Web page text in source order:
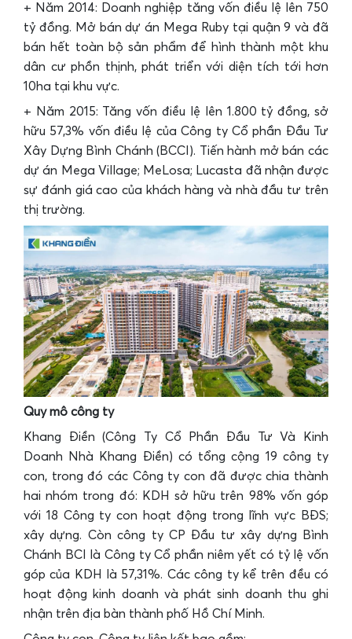
+ Năm 2014: Doanh nghiệp tăng vốn điều lệ lên 750
tỷ đồng. Mở bán dự án Mega Ruby tại quận 9 và đã
bán hết toàn bộ sản phẩm để hình thành một khu
dân cư phồn thịnh, phát triển với diện tích tới hơn
10ha tại khu vực.
+ Năm 2015: Tăng vốn điều lệ lên 1.800 tỷ đồng, sở
hữu 57,3% vốn điều lệ của Công ty Cổ phần Đầu Tư
Xây Dựng Bình Chánh (BCCI). Tiến hành mở bán các
dự án Mega Village; MeLosa; Lucasta đã nhận được
sự đánh giá cao của khách hàng và nhà đầu tư trên
thị trường.
Quy mô công ty
Khang Điền (Công Ty Cổ Phần Đầu Tư Và Kinh
Doanh Nhà Khang Điền) có tổng cộng 19 công ty
con, trong đó các Công ty con đã được chia thành
hai nhóm trong đó: KDH sở hữu trên 98% vốn góp
với 18 Công ty con hoạt động trong lĩnh vực BĐS;
xây dựng. Còn công ty CP Đầu tư xây dựng Bình
Chánh BCI là Công ty Cổ phần niêm yết có tỷ lệ vốn
góp của KDH là 57,31%. Các công ty kể trên đều có
hoạt động kinh doanh và phát sinh doanh thu ghi
nhận trên địa bàn thành phố Hồ Chí Minh.